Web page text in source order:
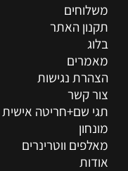
משלוחים
תקנון האתר
בלוג
מאמרים
הצהרת נגישות
צור קשר
תגי שם+חריטה אישית
מונחון
מאלפים ווטרינרים
אודות